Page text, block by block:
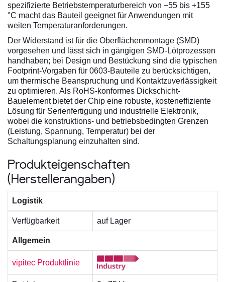
spezifizierte Betriebstemperaturbereich von −55 bis +155
°C macht das Bauteil geeignet für Anwendungen mit
weiten Temperaturanforderungen.
Der Widerstand ist für die Oberflächenmontage (SMD)
vorgesehen und lässt sich in gängigen SMD-Lötprozessen
handhaben; bei Design und Bestückung sind die typischen
Footprint-Vorgaben für 0603-Bauteile zu berücksichtigen,
um thermische Beanspruchung und Kontaktzuverlässigkeit
zu optimieren. Als RoHS-konformes Dickschicht-
Bauelement bietet der Chip eine robuste, kosteneffiziente
Lösung für Serienfertigung und industrielle Elektronik,
wobei die konstruktions- und betriebsbedingten Grenzen
(Leistung, Spannung, Temperatur) bei der
Schaltungsplanung einzuhalten sind.
Produkteigenschaften
(Herstellerangaben)
Logistik
Verfügbarkeit auf Lager
Allgemein
vipitec Produktlinie